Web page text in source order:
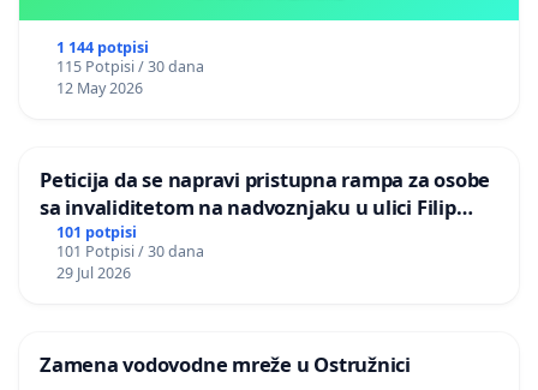
1 144 potpisi
115 Potpisi / 30 dana
12 May 2026
Peticija da se napravi pristupna rampa za osobe
sa invaliditetom na nadvoznjaku u ulici Filip
Kljajic u Kragujevcu
101 potpisi
101 Potpisi / 30 dana
29 Jul 2026
Zamena vodovodne mreže u Ostružnici